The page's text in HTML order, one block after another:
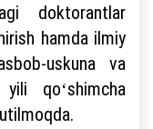
doktorantlar
hamda ilmiy
uskuna va
qoʻshimcha